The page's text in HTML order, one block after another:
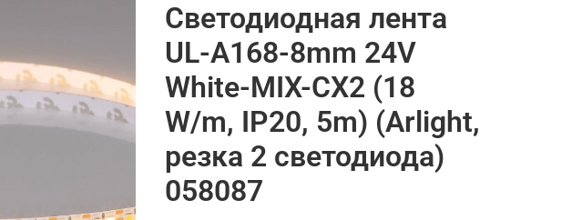
Светодиодная лента
UL-A168-8mm 24V
White-MIX-CX2 (18
W/m, IP20, 5m) (Arlight,
резка 2 светодиода)
058087